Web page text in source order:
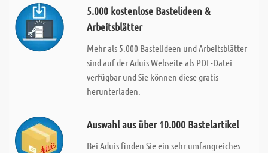
5.000 kostenlose Bastelideen &
Arbeitsblätter
Mehr als 5.000 Bastelideen und Arbeitsblätter
sind auf der Aduis Webseite als PDF-Datei
verfügbar und Sie können diese gratis
herunterladen.
Auswahl aus über 10.000 Bastelartikel
Bei Aduis finden Sie ein sehr umfangreiches